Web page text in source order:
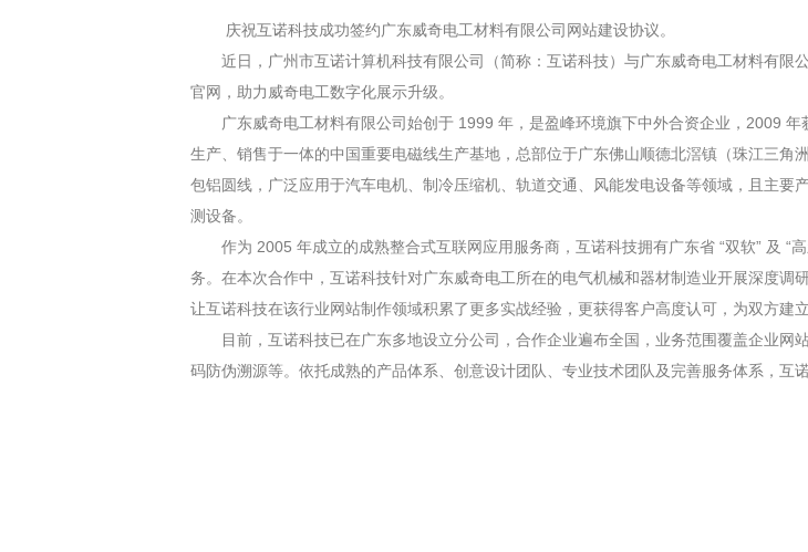
庆祝互诺科技成功签约广东威奇电工材料有限公司网站建设协议。
近日，广州市互诺计算机科技有限公司（简称：互诺科技）与广东威奇电工材料有
官网，助力威奇电工数字化展示升级。
广东威奇电工材料有限公司始创于 1999 年，是盈峰环境旗下中外合资企业，2009 年
生产、销售于一体的中国重要电磁线生产基地，总部位于广东佛山顺德北滘镇（珠江三
包铝圆线，广泛应用于汽车电机、制冷压缩机、轨道交通、风能发电设备等领域，且主
测设备。
作为 2005 年成立的成熟整合式互联网应用服务商，互诺科技拥有广东省 “双软” 及 “
务。在本次合作中，互诺科技针对广东威奇电工所在的电气机械和器材制造业开展深度
让互诺科技在该行业网站制作领域积累了更多实战经验，更获得客户高度认可，为双方建
目前，互诺科技已在广东多地设立分公司，合作企业遍布全国，业务范围覆盖企业网
码防伪溯源等。依托成熟的产品体系、创意设计团队、专业技术团队及完善服务体系，互